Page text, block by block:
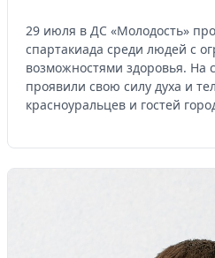
29 июля в ДС «Молодость»
спартакиада среди людей с
возможностями здоровья. На
проявили свою силу духа и
красноуральцев и гостей